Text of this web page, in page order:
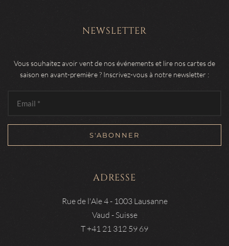
ADRESSE
Rue de l'Ale 4 - 1003 Lausanne
Vaud - Suisse
T +41 21 312 59 69
NEWSLETTER
Vous souhaitez avoir vent de nos événements et lire nos cartes de
saison en avant-première ? Inscrivez-vous à notre newsletter :